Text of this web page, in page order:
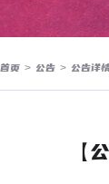
首页 > 公告 > 公告详
【